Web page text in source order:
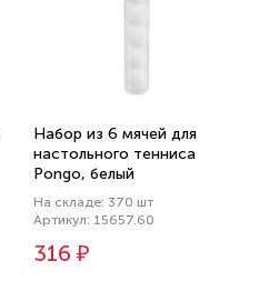
Набор из 6 мячей для
настольного тенниса
Pongo, белый
На складе: 370 шт
Артикул: 15657.60
316 ₽